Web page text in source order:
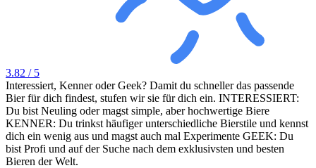
3.82 / 5
Interessiert, Kenner oder Geek? Damit du schneller das passende
Bier für dich findest, stufen wir sie für dich ein. INTERESSIERT:
Du bist Neuling oder magst simple, aber hochwertige Biere
KENNER: Du trinkst häufiger unterschiedliche Bierstile und kennst
dich ein wenig aus und magst auch mal Experimente GEEK: Du
bist Profi und auf der Suche nach dem exklusivsten und besten
Bieren der Welt.